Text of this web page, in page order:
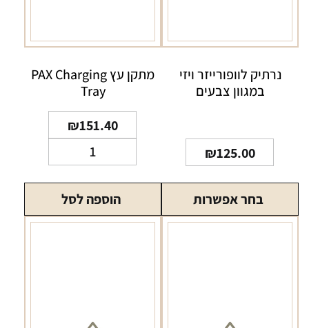
נרתיק לוופורייזר ויזי
במגוון צבעים
₪125.00
בחר אפשרות
מתקן עץ PAX Charging
Tray
₪151.40
של
מתקן
PAX
הוספה לסל